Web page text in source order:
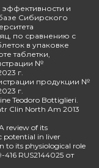
и
Сибирского
по сравнению с
в упаковке
таблетки,
№
г.
продукции №
г.
Teodoro Bottiglieri.
Clin North Am 2013
review of its
potential in liver
to its physiological role
RUS2144025 от